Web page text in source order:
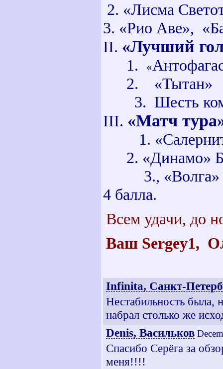
2. «Лисма
3. «Рио Аве»,
II. «Лучший
1. «
2.
3. Шесть
III. «Матч
1.
2. «Динамо»
3., «Волга»
4 балла.
Всем удачи, до
Ваш Sergey1,
Infinita, Санкт-
Нестабильность была,
набрал столько же
Denis, Васильков
Спасибо Серёга за
меня!!!!